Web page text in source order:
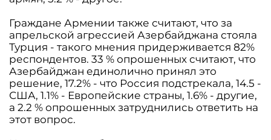
Граждане Армении также считают, что за
апрельской агрессией Азербайджана стояла
Турция - такого мнения придерживается 82%
респондентов. 33 % опрошенных считают, что
Азербайджан единолично принял это
решение, 17.2% - что Россия подстрекала, 14.5 -
США, 1.1% - Европейские страны, 1.6% - другие,
а 2.2 % опрошенных затруднились ответить на
этот вопрос.